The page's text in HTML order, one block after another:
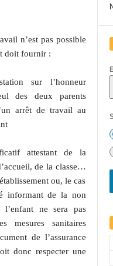
n’est pas possible
doit fournir :
sur l’honneur
des deux parents
arrêt de travail au
attestant de la
de la classe…
ou, le cas
informant de la non
ne sera pas
mesures sanitaires
de l’assurance
donc respecter une